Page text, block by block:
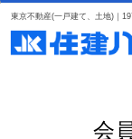
東京不動産(一戸建て、土地)｜
会